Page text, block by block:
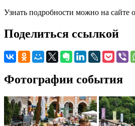
Узнать подробности можно на сайте
Поделиться ссылкой
Фотографии события